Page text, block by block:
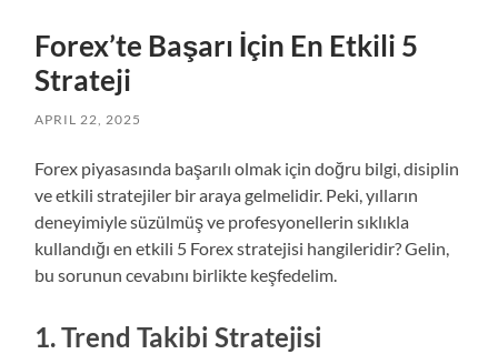
Forex’te Başarı İçin En Etkili 5
Strateji
APRIL 22, 2025
Forex piyasasında başarılı olmak için doğru bilgi, disiplin
ve etkili stratejiler bir araya gelmelidir. Peki, yılların
deneyimiyle süzülmüş ve profesyonellerin sıklıkla
kullandığı en etkili 5 Forex stratejisi hangileridir? Gelin,
bu sorunun cevabını birlikte keşfedelim.
1. Trend Takibi Stratejisi